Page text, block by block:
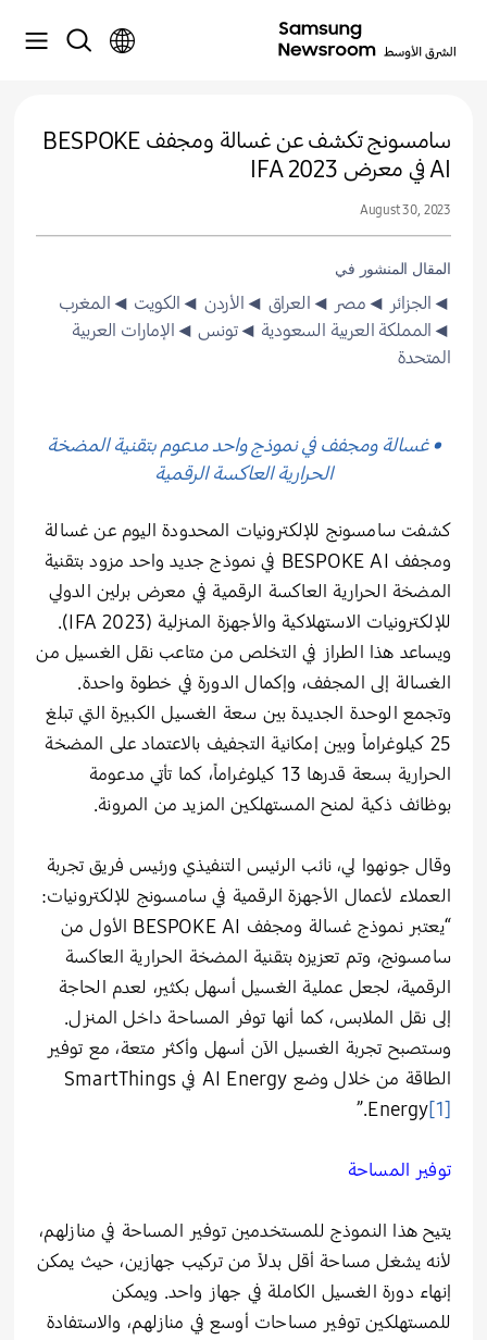
سامسونج تكشف عن غسالة ومجفف BESPOKE
AI في معرض IFA 2023
August 30, 2023
المقال المنشور في
◄الجزائر ◄مصر ◄العراق ◄الأردن ◄الكويت ◄المغرب
◄المملكة العربية السعودية ◄تونس ◄الإمارات العربية
المتحدة
• غسالة ومجفف في نموذج واحد مدعوم بتقنية المضخة
الحرارية العاكسة الرقمية
كشفت سامسونج للإلكترونيات المحدودة اليوم عن غسالة
ومجفف BESPOKE AI في نموذج جديد واحد مزود بتقنية
المضخة الحرارية العاكسة الرقمية في معرض برلين الدولي
للإلكترونيات الاستهلاكية والأجهزة المنزلية (IFA 2023).
ويساعد هذا الطراز في التخلص من متاعب نقل الغسيل من
الغسالة إلى المجفف، وإكمال الدورة في خطوة واحدة.
وتجمع الوحدة الجديدة بين سعة الغسيل الكبيرة التي تبلغ
25 كيلوغراماً وبين إمكانية التجفيف بالاعتماد على المضخة
الحرارية بسعة قدرها 13 كيلوغراماً، كما تأتي مدعومة
بوظائف ذكية لمنح المستهلكين المزيد من المرونة.
وقال جونهوا لي، نائب الرئيس التنفيذي ورئيس فريق تجربة
العملاء لأعمال الأجهزة الرقمية في سامسونج للإلكترونيات:
“يعتبر نموذج غسالة ومجفف BESPOKE AI الأول من
سامسونج، وتم تعزيزه بتقنية المضخة الحرارية العاكسة
الرقمية، لجعل عملية الغسيل أسهل بكثير، لعدم الحاجة
إلى نقل الملابس، كما أنها توفر المساحة داخل المنزل.
وستصبح تجربة الغسيل الآن أسهل وأكثر متعة، مع توفير
الطاقة من خلال وضع AI Energy في SmartThings
Energy[1]
.”
توفير المساحة
يتيح هذا النموذج للمستخدمين توفير المساحة في منازلهم،
لأنه يشغل مساحة أقل بدلاً من تركيب جهازين، حيث يمكن
إنهاء دورة الغسيل الكاملة في جهاز واحد. ويمكن
للمستهلكين توفير مساحات أوسع في منازلهم، والاستفادة